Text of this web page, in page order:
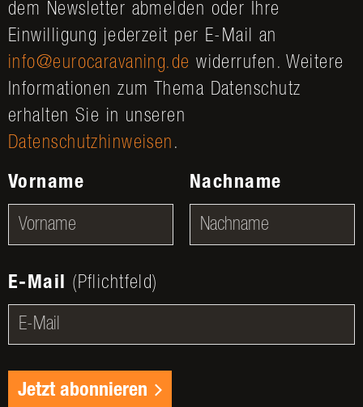
dem Newsletter abmelden oder Ihre
Einwilligung jederzeit per E-Mail an
info@eurocaravaning.de widerrufen. Weitere
Informationen zum Thema Datenschutz
erhalten Sie in unseren
Datenschutzhinweisen .
Vorname Nachname
E-Mail (Pflichtfeld)
Jetzt abonnieren